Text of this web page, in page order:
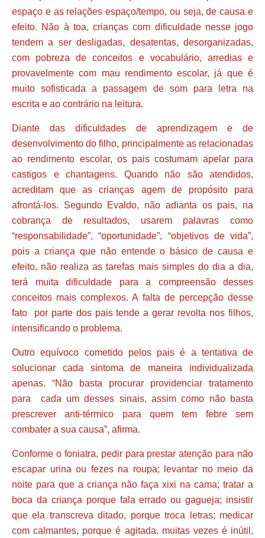
espaço e as relações espaço/tempo, ou seja, de causa e
efeito. Não à toa, crianças com dificuldade nesse jogo
tendem a ser desligadas, desatentas, desorganizadas,
com pobreza de conceitos e vocabulário, arredias e
provavelmente com mau rendimento escolar, já que é
muito sofisticada a passagem de som para letra na
escrita e ao contrário na leitura.
Diante das dificuldades de aprendizagem e de
desenvolvimento do filho, principalmente as relacionadas
ao rendimento escolar, os pais costumam apelar para
castigos e chantagens. Quando não são atendidos,
acreditam que as crianças agem de propósito para
afrontá-los. Segundo Evaldo, não adianta os pais, na
cobrança de resultados, usarem palavras como
“responsabilidade”, “oportunidade”, “objetivos de vida”,
pois a criança que não entende o básico de causa e
efeito, não realiza as tarefas mais simples do dia a dia,
terá muita dificuldade para a compreensão desses
conceitos mais complexos. A falta de percepção desse
fato por parte dos pais tende a gerar revolta nos filhos,
intensificando o problema.
Outro equívoco cometido pelos pais é a tentativa de
solucionar cada sintoma de maneira individualizada
apenas. “Não basta procurar providenciar tratamento
para cada um desses sinais, assim como não basta
prescrever anti-térmico para quem tem febre sem
combater a sua causa”, afirma.
Conforme o foniatra, pedir para prestar atenção para não
escapar urina ou fezes na roupa; levantar no meio da
noite para que a criança não faça xixi na cama; tratar a
boca da criança porque fala errado ou gagueja; insistir
que ela transcreva ditado, porque troca letras; medicar
com calmantes, porque é agitada, muitas vezes é inútil,